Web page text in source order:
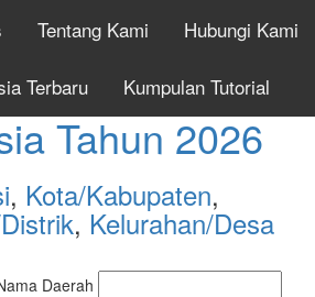
Tentang Kami Hubungi Kami
Terbaru Kumpulan Tutorial
Pos Seluruh
Tahun 2026
, Kota/Kabupaten,
, Kelurahan/Desa
Daerah